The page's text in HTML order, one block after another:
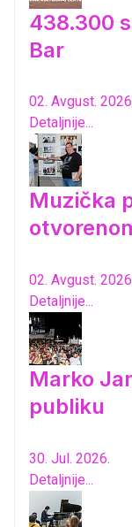
438.300
Bar
02. Avgust.
Detaljnije...
Muzička
02. Avgust.
Detaljnije...
Marko
publiku
30. Jul. 2026.
Detaljnije...